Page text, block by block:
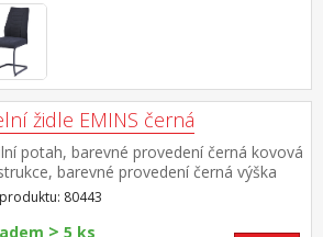
židle EMINS černá
potah, barevné provedení černá kovová
barevné provedení černá výška
48 cm doporučená nosnost do 120 kg
80443
> 5 ks